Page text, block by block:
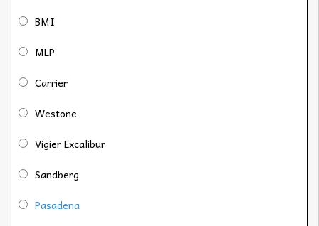
BMI
MLP
Carrier
Westone
Vigier Excalibur
Sandberg
Pasadena